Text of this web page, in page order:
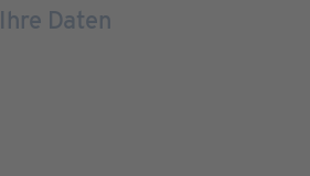
Ihre Daten